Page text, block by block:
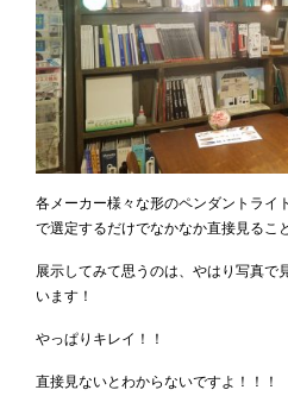
各メーカー様々な形のペンダントライ
で選定するだけでなかなか直接見るこ
展示してみて思うのは、やはり写真で
います！
やっぱりキレイ！！
直接見ないとわからないですよ！！！